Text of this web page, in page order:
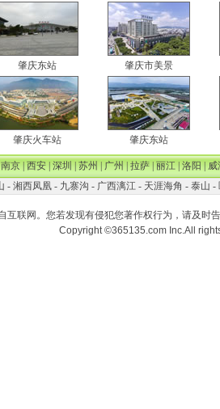
肇庆东站 肇庆市美景
肇庆火车站 肇庆东站
南京|西安|深圳|苏州|广州|拉萨|丽江|洛阳|威
- 湘西凤凰- 九寨沟 - 广西漓江- 天涯海角 - 泰山 -
互联网。您若发现有侵犯您著作权行为，请及时
Copyright ©365135.com Inc.All